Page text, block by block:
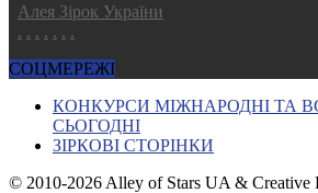
Алея Зірок України
. . . . . . .
СОЦМЕРЕЖІ
КОНКУРСИ МІЖНАРОДНІ ТА
СЬОГОДНІ
ЗІРКОВІ СТОРІНКИ
© 2010-2026 Alley of Stars UA & Creative